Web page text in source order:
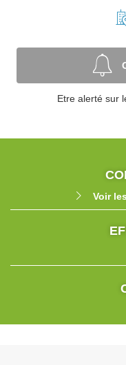
Etre alerté sur
Voir